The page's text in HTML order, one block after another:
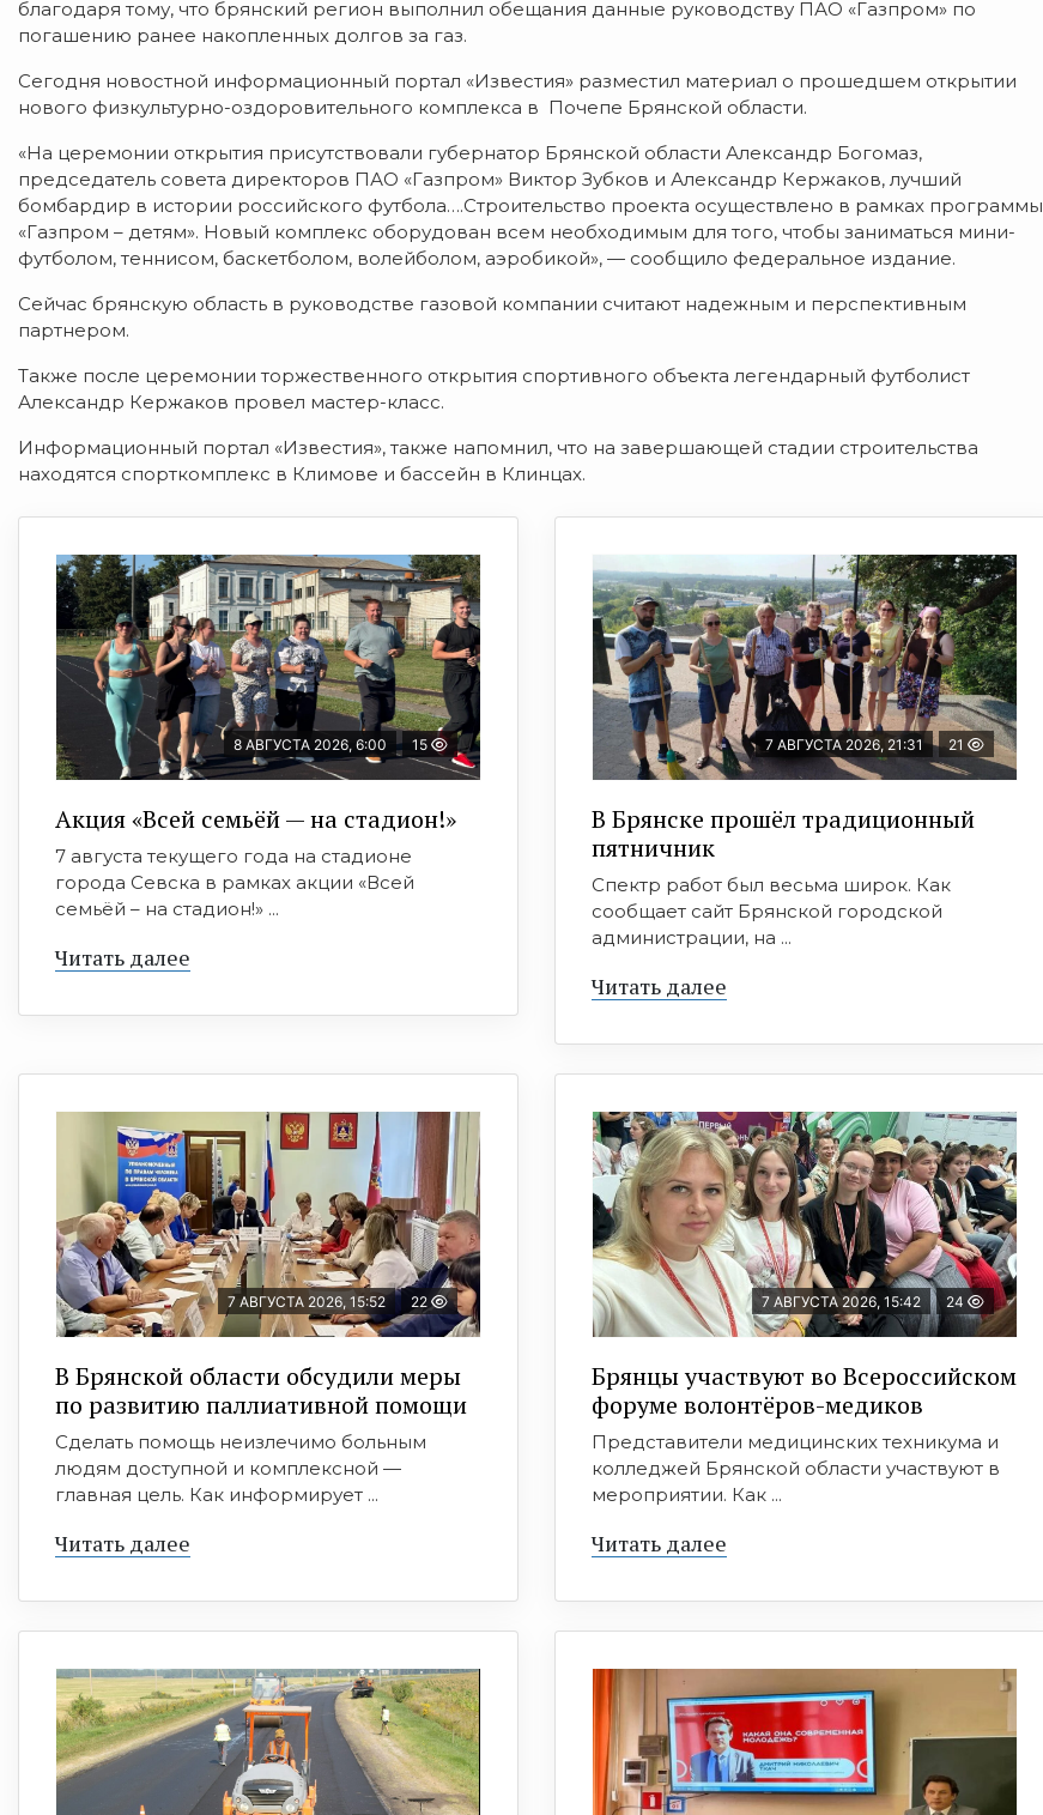
благодаря тому, что брянский регион выполнил обещания данные руководству ПАО «Газпром» по
погашению ранее накопленных долгов за газ.
Сегодня новостной информационный портал «Известия» разместил материал о прошедшем открытии
нового физкультурно-оздоровительного комплекса в Почепе Брянской области.
«На церемонии открытия присутствовали губернатор Брянской области Александр Богомаз,
председатель совета директоров ПАО «Газпром» Виктор Зубков и Александр Кержаков, лучший
бомбардир в истории российского футбола….Строительство проекта осуществлено в рамках программы
«Газпром – детям». Новый комплекс оборудован всем необходимым для того, чтобы заниматься мини-
футболом, теннисом, баскетболом, волейболом, аэробикой», — сообщило федеральное издание.
Сейчас брянскую область в руководстве газовой компании считают надежным и перспективным
партнером.
Также после церемонии торжественного открытия спортивного объекта легендарный футболист
Александр Кержаков провел мастер-класс.
Информационный портал «Известия», также напомнил, что на завершающей стадии строительства
находятся спорткомплекс в Климове и бассейн в Клинцах.
8 АВГУСТА 2026, 6:00 15
Акция «Всей семьёй — на стадион!»
7 августа текущего года на стадионе
города Севска в рамках акции «Всей
семьёй – на стадион!» ...
Читать далее
7 АВГУСТА 2026, 21:31 21
В Брянске прошёл традиционный
пятничник
Спектр работ был весьма широк. Как
сообщает сайт Брянской городской
администрации, на ...
Читать далее
7 АВГУСТА 2026, 15:52 22
В Брянской области обсудили меры
по развитию паллиативной помощи
Сделать помощь неизлечимо больным
людям доступной и комплексной —
главная цель. Как информирует ...
Читать далее
7 АВГУСТА 2026, 15:42 24
Брянцы участвуют во Всероссийском
форуме волонтёров-медиков
Представители медицинских техникума и
колледжей Брянской области участвуют в
мероприятии. Как ...
Читать далее